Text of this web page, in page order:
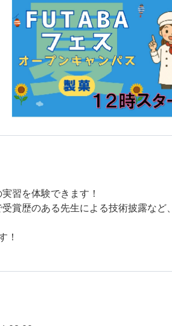
習を体験できます！
賞歴のある先生による技術披露など、
！